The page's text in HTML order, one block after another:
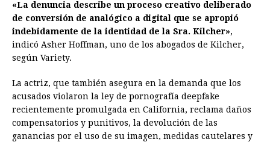
«La denuncia describe un proceso creativo deliberado
de conversión de analógico a digital que se apropió
indebidamente de la identidad de la Sra. Kilcher»,
indicó Asher Hoffman, uno de los abogados de Kilcher,
según Variety.
La actriz, que también asegura en la demanda que los
acusados ​​violaron la ley de pornografía deepfake
recientemente promulgada en California, reclama daños
compensatorios y punitivos, la devolución de las
ganancias por el uso de su imagen, medidas cautelares y